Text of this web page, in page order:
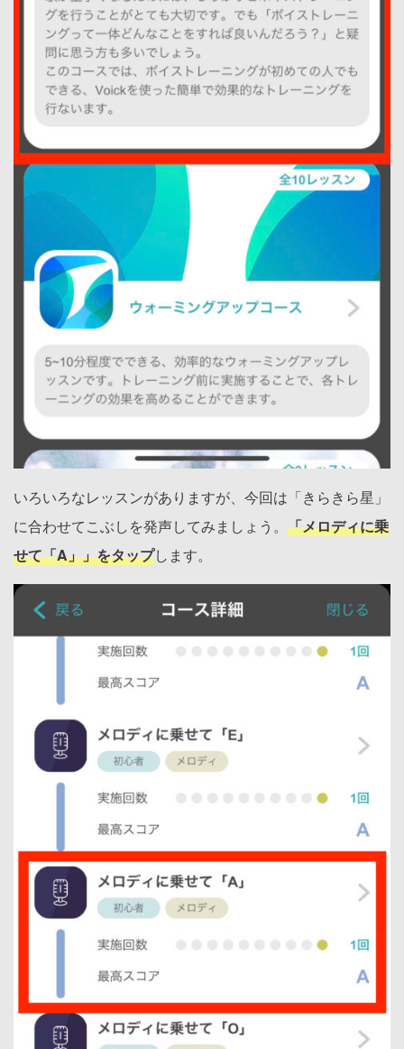
いろいろなレッスンがありますが、今回は「きらきら星」
に合わせてこぶしを発声してみましょう。 「メロディに乗
せて「A」」をタップします。